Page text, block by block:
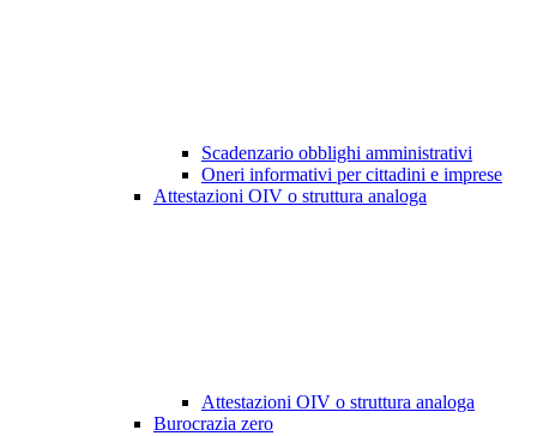
Scadenzario obblighi amministrativi
Oneri informativi per cittadini e imprese
Attestazioni OIV o struttura analoga
Attestazioni OIV o struttura analoga
Burocrazia zero